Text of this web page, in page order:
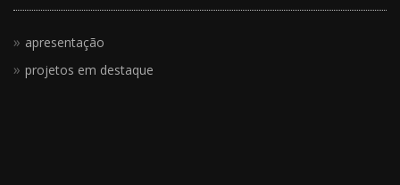
apresentação
projetos em destaque